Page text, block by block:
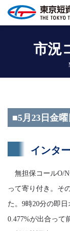
市況
■5月23日金
インタ
無担保コールO/N
って寄り付き。そ
た。9時20分の即
0.477%が出合って